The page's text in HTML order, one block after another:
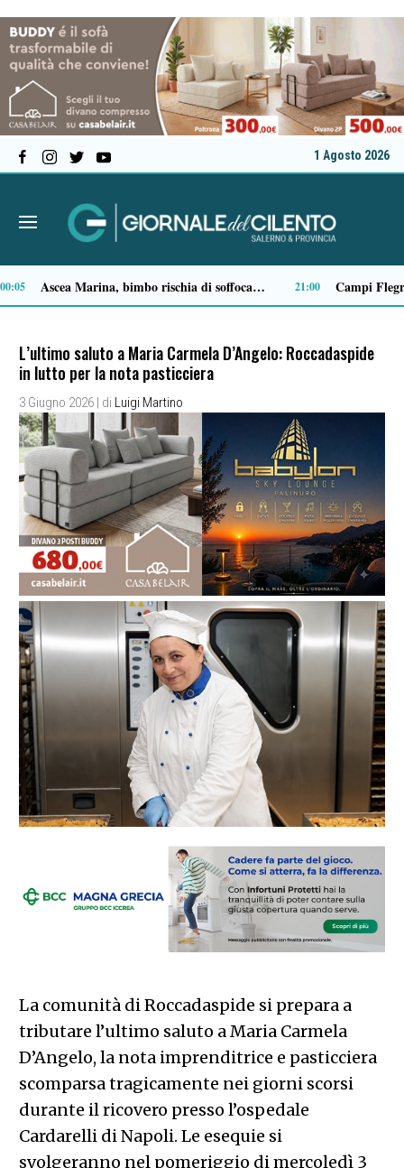
1 Agosto 2026
Milan in lutto, addio a Franco Baresi: il commosso saluto del club 13:53
L’ultimo saluto a Maria Carmela D’Angelo: Roccadaspide
in lutto per la nota pasticciera
3 Giugno 2026 | di Luigi Martino
La comunità di Roccadaspide si prepara a
tributare l’ultimo saluto a Maria Carmela
D’Angelo, la nota imprenditrice e pasticciera
scomparsa tragicamente nei giorni scorsi
durante il ricovero presso l’ospedale
Cardarelli di Napoli. Le esequie si
svolgeranno nel pomeriggio di mercoledì 3